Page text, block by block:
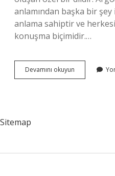
anlamından başka bir
anlama sahiptir ve
konuşma biçimidir.…
Devamını okuyun
Küfür
Sitemap